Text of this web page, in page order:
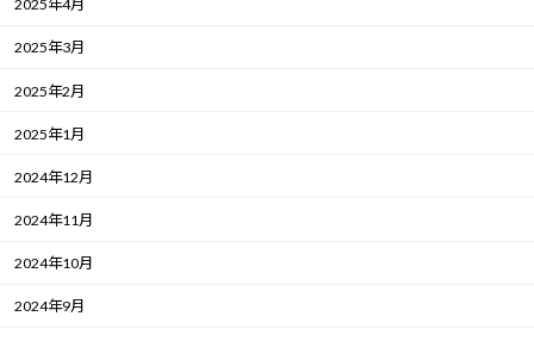
2025年4月
2025年3月
2025年2月
2025年1月
2024年12月
2024年11月
2024年10月
2024年9月